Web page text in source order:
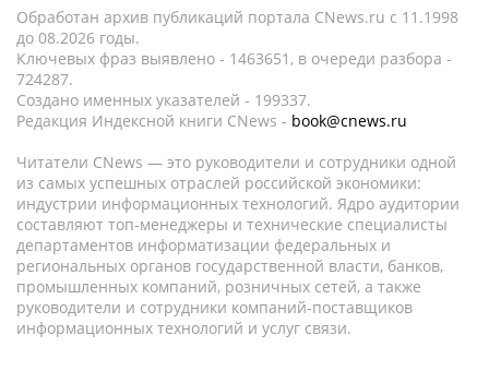
Обработан архив публикаций портала CNews.ru c 11.1998
до 08.2026 годы.
Ключевых фраз выявлено - 1463651, в очереди разбора -
724287.
Создано именных указателей - 199337.
Редакция Индексной книги CNews - book@cnews.ru
Читатели CNews — это руководители и сотрудники одной
из самых успешных отраслей российской экономики:
индустрии информационных технологий. Ядро аудитории
составляют топ-менеджеры и технические специалисты
департаментов информатизации федеральных и
региональных органов государственной власти, банков,
промышленных компаний, розничных сетей, а также
руководители и сотрудники компаний-поставщиков
информационных технологий и услуг связи.